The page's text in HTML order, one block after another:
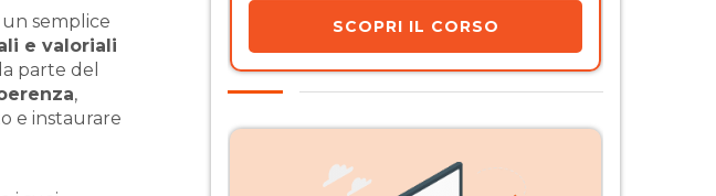
semplice
e valoriali
parte del
,
e instaurare
SCOPRI IL CORSO